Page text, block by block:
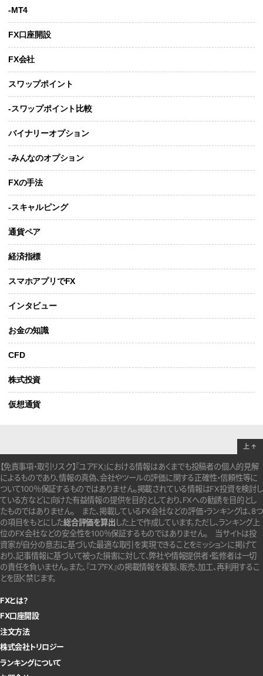
-MT4
FX口座開設
FX会社
スワップポイント
-スワップポイント比較
バイナリーオプション
-みんなのオプション
FXの手法
-スキャルピング
通貨ペア
経済指標
スマホアプリでFX
インタビュー
お金の知識
CFD
株式投資
仮想通貨
【免責事項・取引リスク】『ユアFX』における情報はあくまでも投稿者の個人的見解
によるものであり、情報の真偽、会社やツールの評価に関する正確性・信頼性等に
ついて100％保証するものではありません。掲載されている情報はFX投資を検討し
ている方などに向けた有益情報の提供を目的としており、FXへの勧誘を目的とし
たものではありません。 また、掲載しているFX会社などの評価・ランキングは、8つ
の項目をもとにした総合評価を算出した上で作成しています。ただし、ランキング上
位のFX会社などの安全性を100％保証するものではありません。
当サイトは投
資家が自分の意志に基づいた最適な取引を実現できることをミッションに掲げて
おり、記事情報に基づいて被った損害に対して、弊社や情報提供者・監修者は一切
の責任を負いません。また、『ユアFX』の掲載情報を複製、販売、加工、再利用するこ
とを固く禁じます。
FXとは？
FX口座開設
注文方法
株式会社トリロジー
ランキングについて
上 ↑